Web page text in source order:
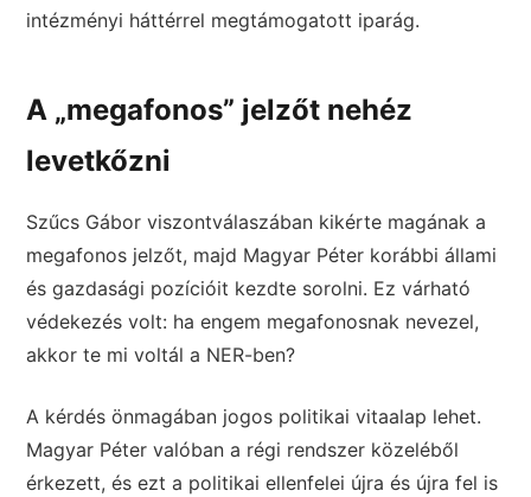
intézményi háttérrel megtámogatott iparág.
A „megafonos” jelzőt nehéz
levetkőzni
Szűcs Gábor viszontválaszában kikérte magának a
megafonos jelzőt, majd Magyar Péter korábbi állami
és gazdasági pozícióit kezdte sorolni. Ez várható
védekezés volt: ha engem megafonosnak nevezel,
akkor te mi voltál a NER-ben?
A kérdés önmagában jogos politikai vitaalap lehet.
Magyar Péter valóban a régi rendszer közeléből
érkezett, és ezt a politikai ellenfelei újra és újra fel is